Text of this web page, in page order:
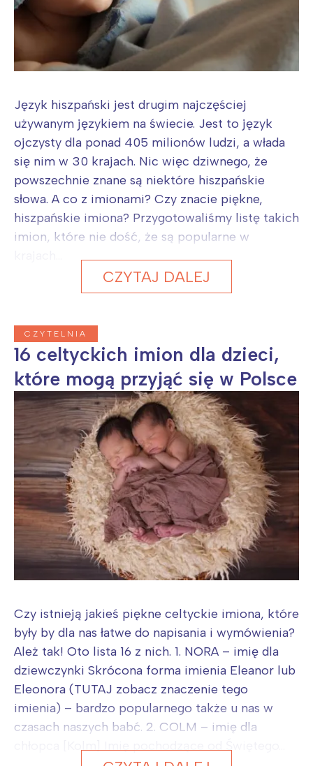
Język hiszpański jest drugim najczęściej
używanym językiem na świecie. Jest to język
ojczysty dla ponad 405 milionów ludzi, a włada
się nim w 30 krajach. Nic więc dziwnego, że
powszechnie znane są niektóre hiszpańskie
słowa. A co z imionami? Czy znacie piękne,
hiszpańskie imiona? Przygotowaliśmy listę takich
imion, które nie dość, że są popularne w
CZYTAJ DALEJ
CZYTELNIA
16 celtyckich imion dla dzieci,
które mogą przyjąć się w Polsce
Czy istnieją jakieś piękne celtyckie imiona, które
były by dla nas łatwe do napisania i wymówienia?
Ależ tak! Oto lista 16 z nich. 1. NORA – imię dla
dziewczynki Skrócona forma imienia Eleanor lub
Eleonora (TUTAJ zobacz znaczenie tego
imienia) – bardzo popularnego także u nas w
czasach naszych babć. 2. COLM – imię dla